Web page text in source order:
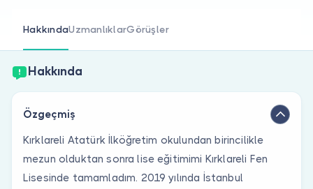
Doktor musunuz?
HakkındaUzmanlıklarGörüşler
Hakkında
Özgeçmiş
Kırklareli Atatürk İlköğretim okulundan birincilikle
mezun olduktan sonra lise eğitimimi Kırklareli Fen
Lisesinde tamamladım. 2019 yılında İstanbul